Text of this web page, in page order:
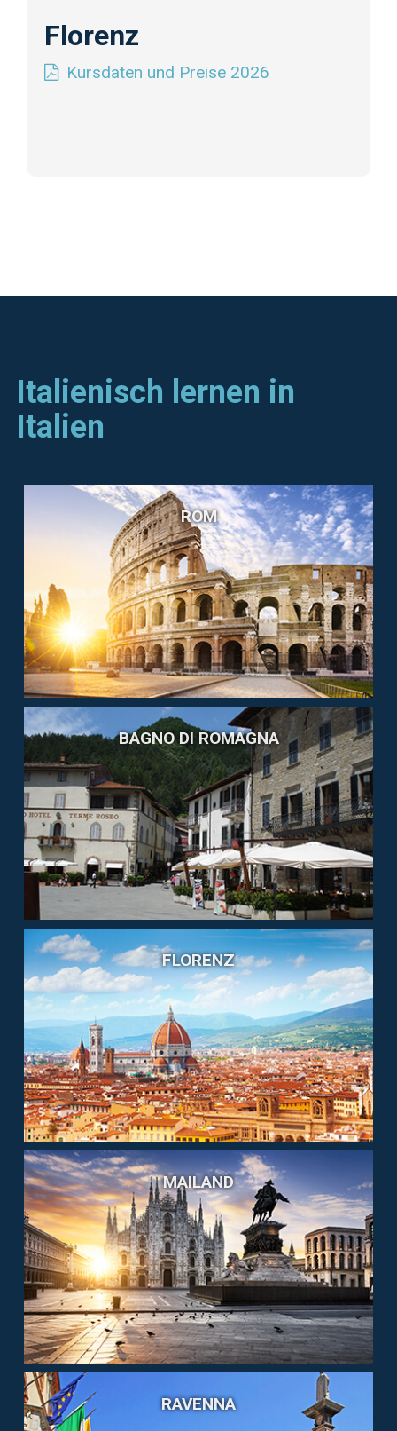
Florenz
Kursdaten und Preise 2026
Italienisch lernen in
Italien
ROM
BAGNO DI ROMAGNA
FLORENZ
MAILAND
RAVENNA